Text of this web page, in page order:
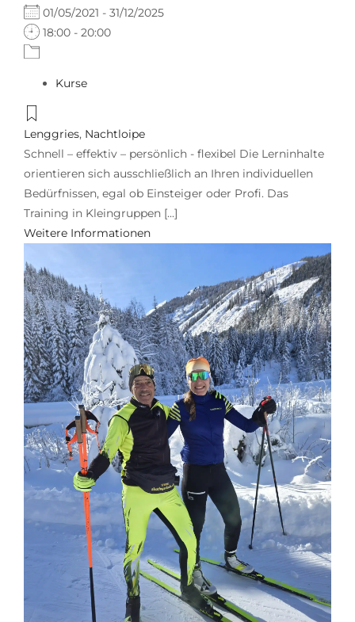
01/05/2021 - 31/12/2025
18:00 - 20:00
Kurse
Lenggries, Nachtloipe
Schnell – effektiv – persönlich - flexibel Die Lerninhalte
orientieren sich ausschließlich an Ihren individuellen
Bedürfnissen, egal ob Einsteiger oder Profi. Das
Training in Kleingruppen [...]
Weitere Informationen